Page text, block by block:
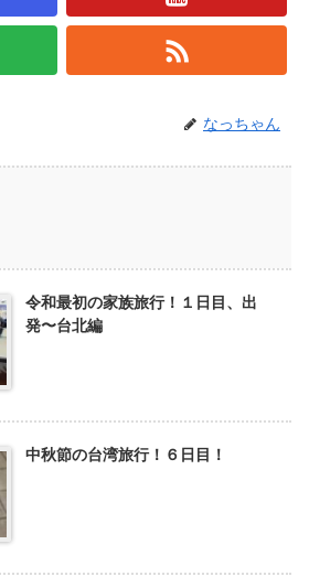
なっちゃん
令和最初の家族旅行！１日目、出
発〜台北編
中秋節の台湾旅行！６日目！